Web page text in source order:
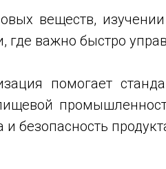
веществ,
где важно быстро
помогает
безопасность